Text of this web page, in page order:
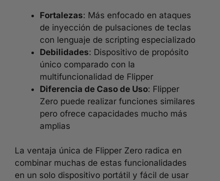
Fortalezas: Más enfocado en ataques
de inyección de pulsaciones de teclas
con lenguaje de scripting especializado
Debilidades: Dispositivo de propósito
único comparado con la
multifuncionalidad de Flipper
Diferencia de Caso de Uso: Flipper
Zero puede realizar funciones similares
pero ofrece capacidades mucho más
amplias
La ventaja única de Flipper Zero radica en
combinar muchas de estas funcionalidades
en un solo dispositivo portátil y fácil de usar